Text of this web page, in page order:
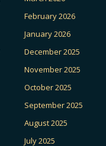
February 2026
January 2026
December 2025
November 2025
October 2025
September 2025
August 2025
July 2025